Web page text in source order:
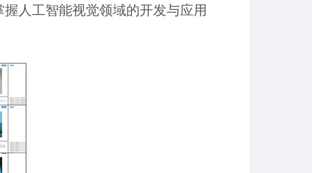
人工智能视觉领域的开发与应用